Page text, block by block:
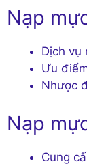
Nạp
Dịch vụ
Ưu
Nhược
Nạp
Cung